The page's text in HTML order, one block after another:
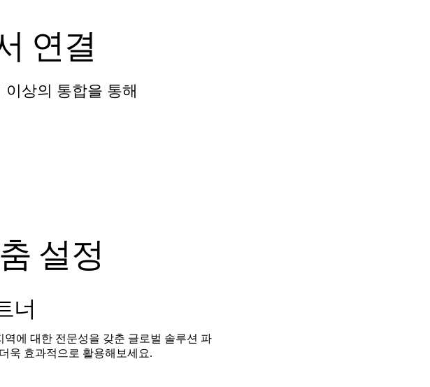
연결
상의 통합을 통해
설정
너
역에 대한 전문성을 갖춘 글로벌 솔루션 파
욱 효과적으로 활용해보세요.